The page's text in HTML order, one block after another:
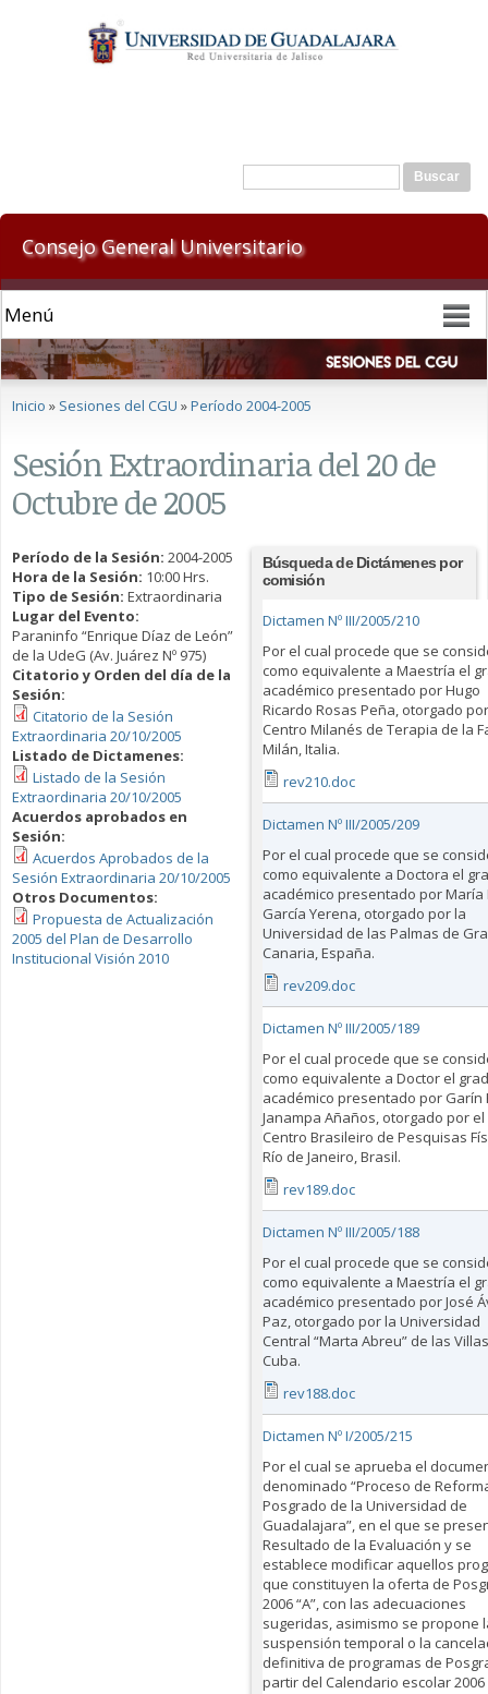
contenido
principal
Formulario de búsqueda
Buscar
Consejo General Universitario
Se encuentra usted aquí
Inicio » Sesiones del CGU »Período 2004-2005
Sesión Extraordinaria del 20 de
Octubre de 2005
Período de la Sesión: 2004-2005
Hora de la Sesión: 10:00 Hrs.
Tipo de Sesión: Extraordinaria
Lugar del Evento:
Paraninfo “Enrique Díaz de León”
de la UdeG (Av. Juárez Nº 975)
Citatorio y Orden del día de la
Sesión:
Citatorio de la Sesión
Extraordinaria 20/10/2005
Listado de Dictamenes:
Listado de la Sesión
Extraordinaria 20/10/2005
Acuerdos aprobados en
Sesión:
Acuerdos Aprobados de la
Sesión Extraordinaria 20/10/2005
Otros Documentos:
Propuesta de Actualización
2005 del Plan de Desarrollo
Institucional Visión 2010
Búsqueda de Dictámenes por
comisión
Dictamen Nº III/2005/210
Por el cual procede que se
como equivalente a Maestría el
académico presentado por Hugo
Ricardo Rosas Peña, otorgado
Centro Milanés de Terapia de la
Milán, Italia.
rev210.doc
Dictamen Nº III/2005/209
Por el cual procede que se
como equivalente a Doctora el
académico presentado por María
García Yerena, otorgado por la
Universidad de las Palmas de
Canaria, España.
rev209.doc
Dictamen Nº III/2005/189
Por el cual procede que se
como equivalente a Doctor el
académico presentado por Garín
Janampa Añaños, otorgado por el
Centro Brasileiro de Pesquisas
Río de Janeiro, Brasil.
rev189.doc
Dictamen Nº III/2005/188
Por el cual procede que se
como equivalente a Maestría el
académico presentado por José
Paz, otorgado por la Universidad
Central “Marta Abreu” de las
Cuba.
rev188.doc
Dictamen Nº I/2005/215
Por el cual se aprueba el
denominado “Proceso de
Posgrado de la Universidad de
Guadalajara”, en el que se
Resultado de la Evaluación y se
establece modificar aquellos
que constituyen la oferta de
2006 “A”, con las adecuaciones
sugeridas, asimismo se propone
suspensión temporal o la
definitiva de programas de
partir del Calendario escolar 2006